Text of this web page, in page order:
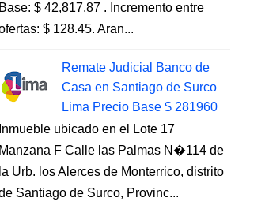
Base: $ 42,817.87 . Incremento entre
$ 128.45. Aran...
Remate Judicial Banco de
Casa en Santiago de Surco
Lima Precio Base $ 281960
Inmueble ubicado en el Lote 17
Manzana F Calle las Palmas N�114 de
la Urb. los Alerces de Monterrico, distrito
Santiago de Surco, Provinc...